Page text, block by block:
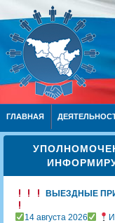
ГЛАВНАЯ
ВЫЕЗДНЫЕ
14 августа 2026